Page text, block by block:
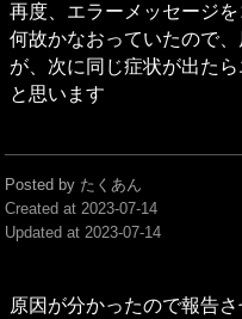
再度、エラーメッセージ
何故かなおっていたので
が、次に同じ症状が出た
と思います
Posted by たくあん
Created at 2023-07-14
Updated at 2023-07-14
原因が分かったので報告さ